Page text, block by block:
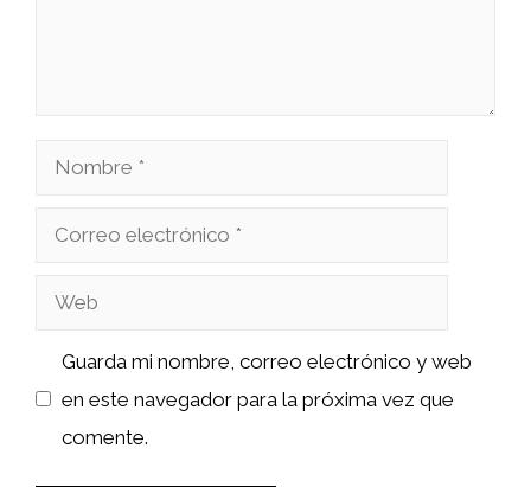
Nombre
Correo
Web
Guarda mi nombre, correo electrónico y web
en este navegador para la próxima vez que
comente.